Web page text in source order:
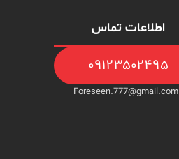
اطلاعات تماس
۰۹۱۲۳۵۰۲۴۹۵
Foreseen.777@gmail.com